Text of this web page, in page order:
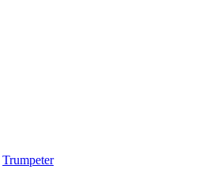
Trumpeter